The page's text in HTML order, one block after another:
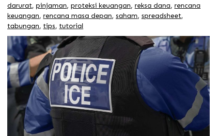
darurat, pinjaman, proteksi keuangan, reksa dana, rencana
keuangan, rencana masa depan, saham, spreadsheet,
tabungan, tips, tutorial